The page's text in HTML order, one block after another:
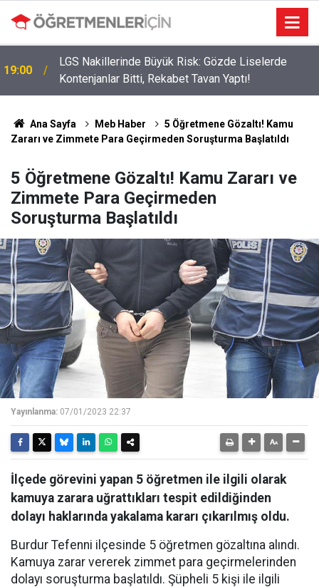
19:00
LGS Nakillerinde Büyük Risk: Gözde Liselerde
Kontenjanlar Bitti, Rekabet Tavan Yaptı!
Ana Sayfa Meb Haber
5 Öğretmene Gözaltı! Kamu
Zararı ve Zimmete Para Geçirmeden Soruşturma Başlatıldı
5 Öğretmene Gözaltı! Kamu Zararı ve
Zimmete Para Geçirmeden
Soruşturma Başlatıldı
Yayınlanma: 07/01/2023 22:37
İlçede görevini yapan 5 öğretmen ile ilgili olarak
kamuya zarara uğrattıkları tespit edildiğinden
dolayı haklarında yakalama kararı çıkarılmış oldu.
Burdur Tefenni ilçesinde 5 öğretmen gözaltına alındı.
Kamuya zarar vererek zimmet para geçirmelerinden
dolayı soruşturma başlatıldı. Şüpheli 5 kişi ile ilgili